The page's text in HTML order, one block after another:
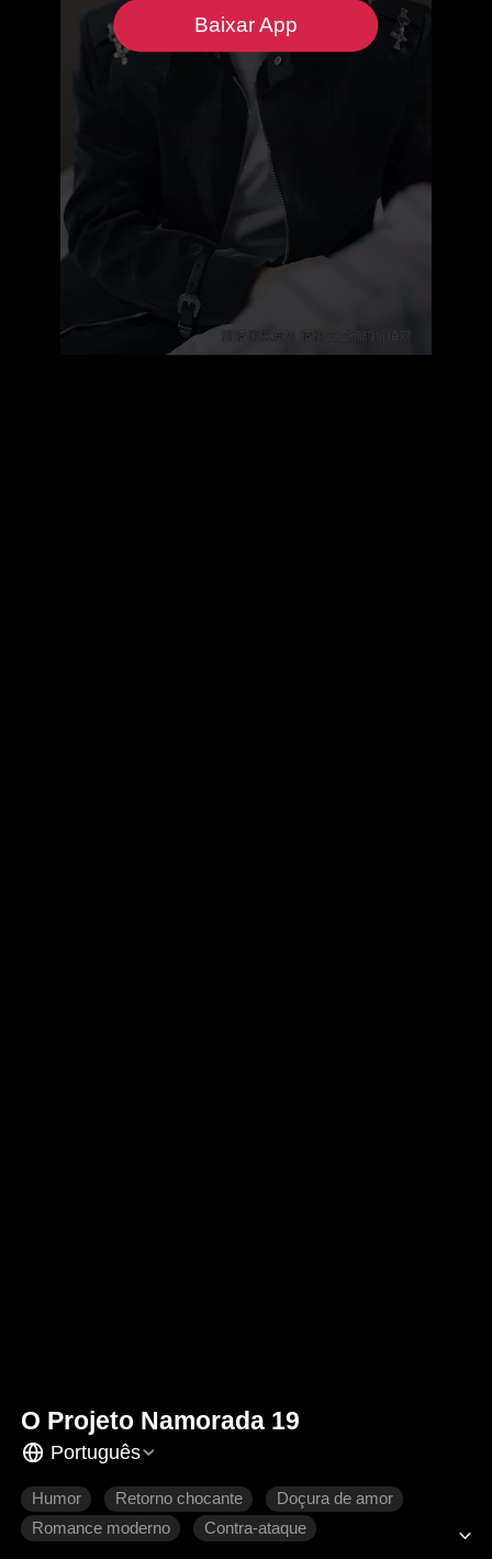
Baixar App
O Projeto Namorada 19
Português
Humor Retorno chocante
Doçura de amor
Romance moderno
Contra-ataque